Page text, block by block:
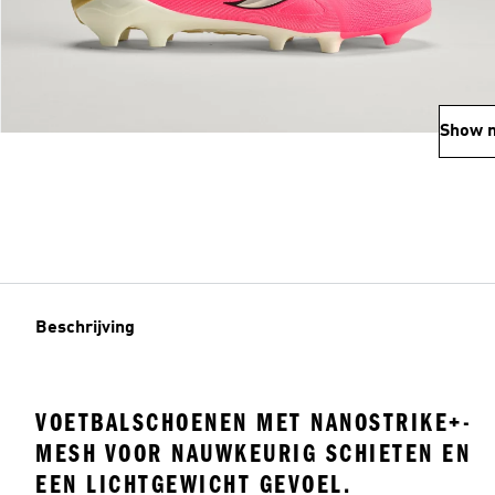
Show
Beschrijving
VOETBALSCHOENEN MET NANOSTRIKE+-
MESH VOOR NAUWKEURIG SCHIETEN EN
EEN LICHTGEWICHT GEVOEL.